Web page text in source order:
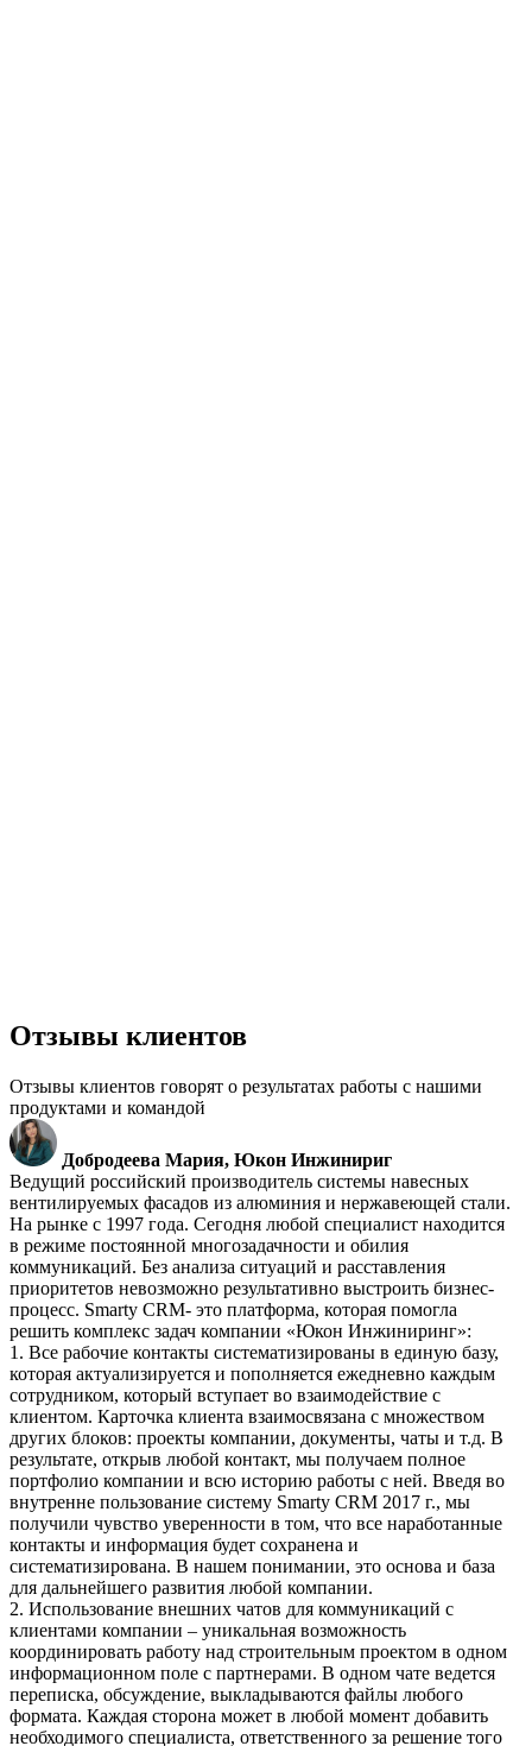
Отзывы клиентов
Отзывы клиентов говорят о результатах работы с нашими
продуктами и командой
Добродеева Мария, Юкон Инжинириг
Ведущий российский производитель системы навесных
вентилируемых фасадов из алюминия и нержавеющей стали.
На рынке с 1997 года. Сегодня любой специалист находится
в режиме постоянной многозадачности и обилия
коммуникаций. Без анализа ситуаций и расставления
приоритетов невозможно результативно выстроить бизнес-
процесс. Smarty CRM- это платформа, которая помогла
решить комплекс задач компании «Юкон Инжиниринг»:
1. Все рабочие контакты систематизированы в единую базу,
которая актуализируется и пополняется ежедневно каждым
сотрудником, который вступает во взаимодействие с
клиентом. Карточка клиента взаимосвязана с множеством
других блоков: проекты компании, документы, чаты и т.д. В
результате, открыв любой контакт, мы получаем полное
портфолио компании и всю историю работы с ней. Введя во
внутренне пользование систему Smarty CRM 2017 г., мы
получили чувство уверенности в том, что все наработанные
контакты и информация будет сохранена и
систематизирована. В нашем понимании, это основа и база
для дальнейшего развития любой компании.
2. Использование внешних чатов для коммуникаций с
клиентами компании – уникальная возможность
координировать работу над строительным проектом в одном
информационном поле с партнерами. В одном чате ведется
переписка, обсуждение, выкладываются файлы любого
формата. Каждая сторона может в любой момент добавить
необходимого специалиста, ответственного за решение того